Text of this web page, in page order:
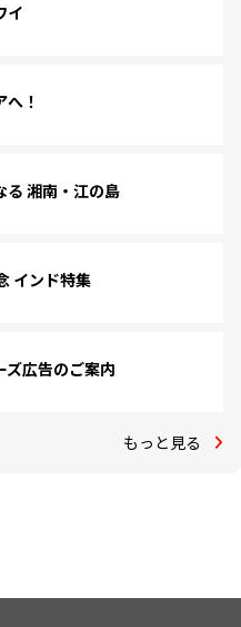
イ
！
る 湘南・江の島
インド特集
ズ広告のご案内
もっと見る